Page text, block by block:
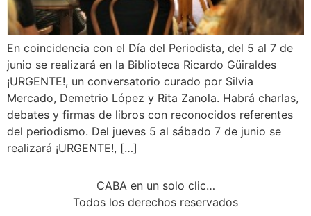
En coincidencia con el Día del Periodista, del 5 al 7 de
junio se realizará en la Biblioteca Ricardo Güiraldes
¡URGENTE!, un conversatorio curado por Silvia
Mercado, Demetrio López y Rita Zanola. Habrá charlas,
debates y firmas de libros con reconocidos referentes
del periodismo. Del jueves 5 al sábado 7 de junio se
realizará ¡URGENTE!, […]
CABA en un solo clic…
Todos los derechos reservados